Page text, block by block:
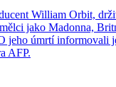
William Orbit,
jako Madonna,
jeho úmrtí informovali
AFP.